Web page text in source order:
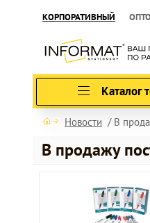
КОРПОРАТИВНЫЙ
Каталог
Новости В
В продажу